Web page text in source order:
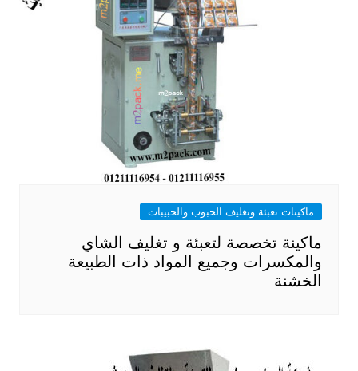
ماكينات تعبئة وتغليف الحبوب والحبيبات
ماكينة تخصصة لتعبئة و تغليف الشاي
والمكسرات وجميع المواد ذات الطبيعة
الخشنة